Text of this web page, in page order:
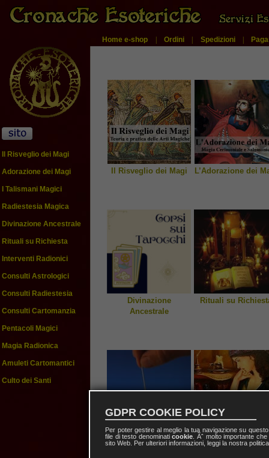
Home e-shop | Ordini | Spedizioni |
Il Risveglio dei Magi
Adorazione dei Magi
I Talismani Magici
Radiestesia Magica
Divinazione Ancestrale
Rituali su Richiesta
Interventi Radionici
Consulti Astrologici
Consulti Radiestesia
Consulti Cartomanzia
Pentacoli Magici
Magia Radionica
Amuleti Cartomantici
Culto dei Santi
Il Risveglio dei Magi L’Adorazione dei
Divinazione
Ancestrale
Rituali su
Consulti Radiestesia Consulti
GDPR COOKIE POLICY
Per poter gestire al meglio la tua navigazione su
file di testo denominaticookie . Ãˆ molto importante
sito Web. Per ulteriori informazioni, leggi la nostra